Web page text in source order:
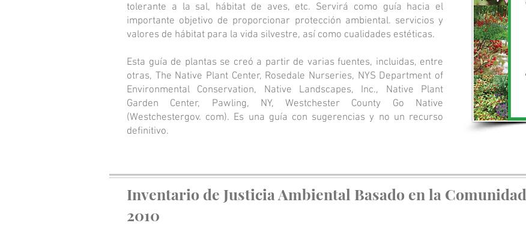
tolerante a la sal, hábitat de aves, etc. Servirá como guía hacia el
importante objetivo de proporcionar protección ambiental. servicios y
valores de hábitat para la vida silvestre, así como cualidades estéticas.
Esta guía de plantas se creó a partir de varias fuentes, incluidas, entre
otras, The Native Plant Center, Rosedale Nurseries, NYS Department of
Environmental Conservation, Native Landscapes, Inc., Native Plant
Garden Center, Pawling, NY, Westchester County Go Native
(Westchestergov. com). Es una guía con sugerencias y no un recurso
definitivo.
Inventario de Justicia Ambiental Basado en la Comunidad
2010